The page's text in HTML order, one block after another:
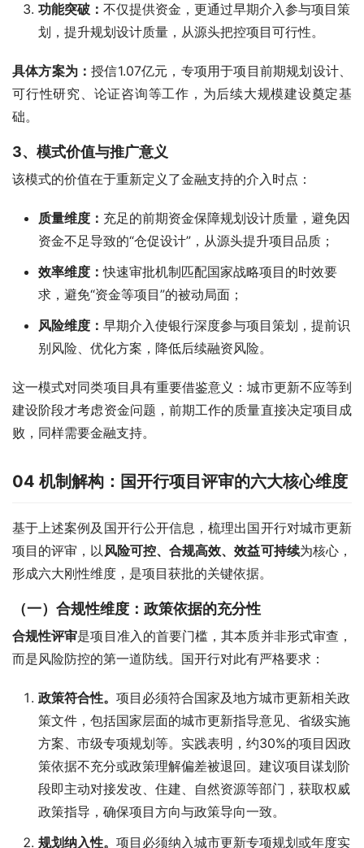
功能突破： 不仅提供资金，更通过早期介入参与项目策
划，提升规划设计质量，从源头把控项目可行性。
具体方案为：授信1.07亿元，专项用于项目前期规划设计、
可行性研究、论证咨询等工作，为后续大规模建设奠定基
础。
3、模式价值与推广意义
该模式的价值在于重新定义了金融支持的介入时点：
质量维度： 充足的前期资金保障规划设计质量，避免因
资金不足导致的“仓促设计”，从源头提升项目品质；
效率维度：快速审批机制匹配国家战略项目的时效要
求，避免“资金等项目”的被动局面；
风险维度： 早期介入使银行深度参与项目策划，提前识
别风险、优化方案，降低后续融资风险。
这一模式对同类项目具有重要借鉴意义：城市更新不应等到
建设阶段才考虑资金问题，前期工作的质量直接决定项目成
败，同样需要金融支持。
04 机制解构：国开行项目评审的六大核心维度
基于上述案例及国开行公开信息，梳理出国开行对城市更新
项目的评审，以风险可控、合规高效、效益可持续为核心，
形成六大刚性维度，是项目获批的关键依据。
（一）合规性维度：政策依据的充分性
合规性评审是项目准入的首要门槛，其本质并非形式审查，
而是风险防控的第一道防线。国开行对此有严格要求：
政策符合性。 项目必须符合国家及地方城市更新相关政
策文件，包括国家层面的城市更新指导意见、省级实施
方案、市级专项规划等。实践表明，约30%的项目因政
策依据不充分或政策理解偏差被退回。建议项目谋划阶
段即主动对接发改、住建、自然资源等部门，获取权威
政策指导，确保项目方向与政策导向一致。
规划纳入性。 项目必须纳入城市更新专项规划或年度实